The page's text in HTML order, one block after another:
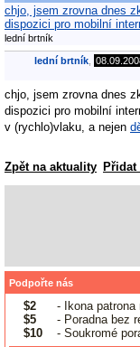
chjo, jsem zrovna dnes
dispozici pro mobilní
lední brtník
lední brtník
chjo, jsem zrovna dnes
dispozici pro mobilní
v (rychlo)vlaku, a nejen
Zpět na aktuality Přidat
Podpořte nás
$2
- Ikona patrona
$5
- Poradna bez
$10
- Soukromé